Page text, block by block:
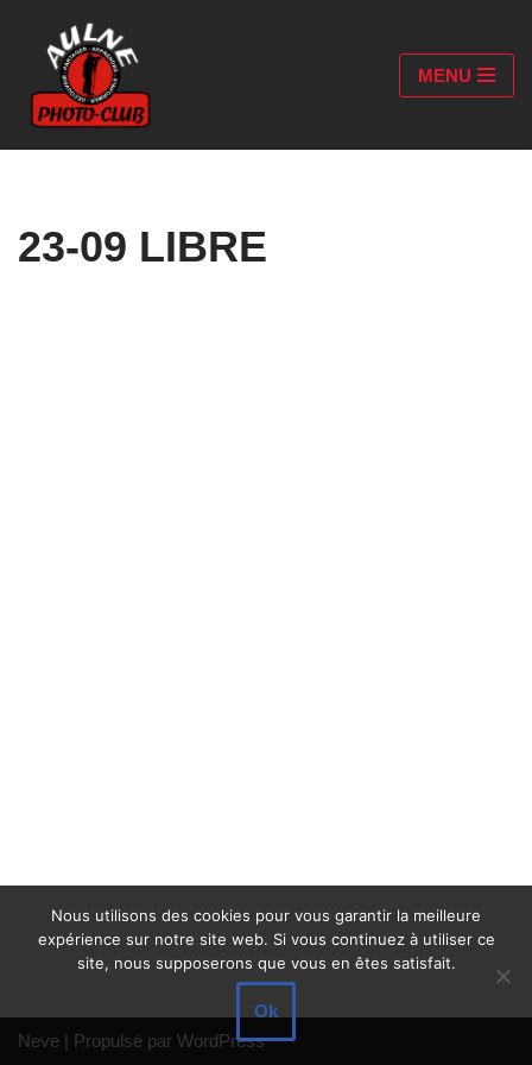
Aller
au
contenu
MENU
23-09 LIBRE
Neve | Propulsé par WordPress
Nous utilisons des cookies pour vous garantir la meilleure
expérience sur notre site web. Si vous continuez à utiliser ce
site, nous supposerons que vous en êtes satisfait.
Ok